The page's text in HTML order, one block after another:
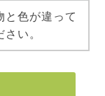
と色が違って
い。